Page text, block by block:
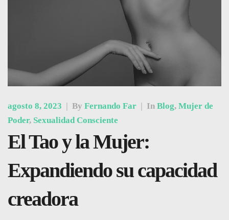
agosto 8, 2023 By Fernando Far In Blog, Mujer de
Poder, Sexualidad Consciente
El Tao y la Mujer:
Expandiendo su capacidad
creadora